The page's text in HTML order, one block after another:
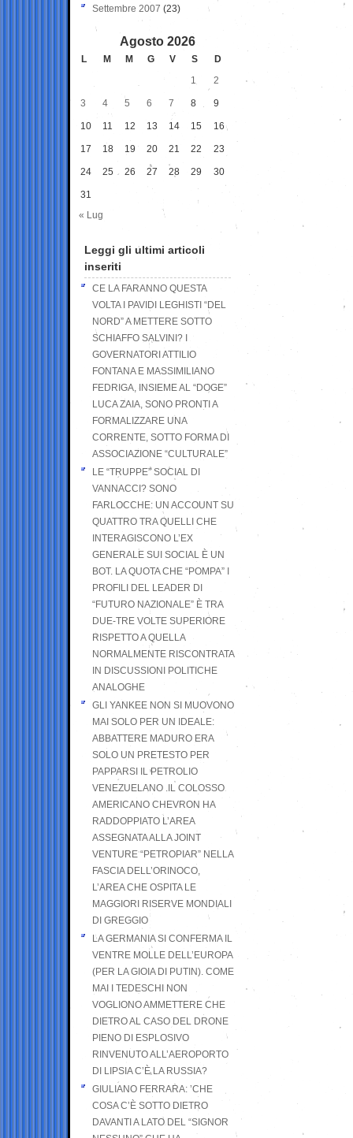
Settembre 2007 (23)
Agosto 2026
L M M G V S
D
1
2
3 4 5 6 7 8 9
10 11 12 13 14 15 16
17 18 19 20 21 22 23
24 25 26 27 28 29 30
31
« Lug
Leggi gli ultimi articoli
inseriti
CE LA FARANNO QUESTA
VOLTA I PAVIDI LEGHISTI “DEL
NORD” A METTERE SOTTO
SCHIAFFO SALVINI? I
GOVERNATORI ATTILIO
FONTANA E MASSIMILIANO
FEDRIGA, INSIEME AL “DOGE”
LUCA ZAIA, SONO PRONTI A
FORMALIZZARE UNA
CORRENTE, SOTTO FORMA DI
ASSOCIAZIONE “CULTURALE”
LE “TRUPPE” SOCIAL DI
VANNACCI? SONO
FARLOCCHE: UN ACCOUNT SU
QUATTRO TRA QUELLI CHE
INTERAGISCONO L’EX
GENERALE SUI SOCIAL È UN
BOT. LA QUOTA CHE “POMPA” I
PROFILI DEL LEADER DI
“FUTURO NAZIONALE” È TRA
DUE-TRE VOLTE SUPERIORE
RISPETTO A QUELLA
NORMALMENTE RISCONTRATA
IN DISCUSSIONI POLITICHE
ANALOGHE
GLI YANKEE NON SI MUOVONO
MAI SOLO PER UN IDEALE:
ABBATTERE MADURO ERA
SOLO UN PRETESTO PER
PAPPARSI IL PETROLIO
VENEZUELANO .IL COLOSSO
AMERICANO CHEVRON HA
RADDOPPIATO L’AREA
ASSEGNATA ALLA JOINT
VENTURE “PETROPIAR” NELLA
FASCIA DELL’ORINOCO,
L’AREA CHE OSPITA LE
MAGGIORI RISERVE MONDIALI
DI GREGGIO
LA GERMANIA SI CONFERMA IL
VENTRE MOLLE DELL’EUROPA
(PER LA GIOIA DI PUTIN). COME
MAI I TEDESCHI NON
VOGLIONO AMMETTERE CHE
DIETRO AL CASO DEL DRONE
PIENO DI ESPLOSIVO
RINVENUTO ALL’AEROPORTO
DI LIPSIA C’È LA RUSSIA?
GIULIANO FERRARA: ’CHE
COSA C’È SOTTO DIETRO
DAVANTI A LATO DEL “SIGNOR